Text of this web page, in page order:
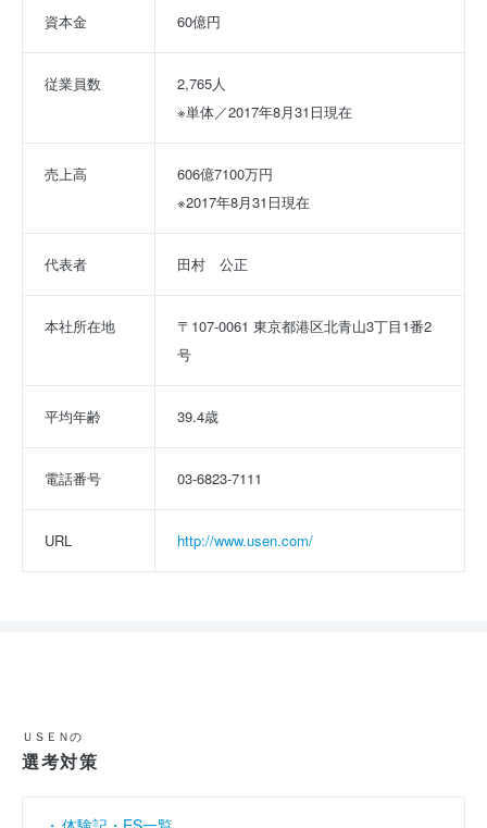
資本金 60億円
従業員数
2,765人
※単体／2017年8月31日現在
売上高
606億7100万円
※2017年8月31日現在
代表者 田村　公正
本社所在地
〒107-0061 東京都港区北青山3丁目1番2
号
平均年齢 39.4歳
電話番号 03-6823-7111
URL http://www.usen.com/
ＵＳＥＮの
選考対策